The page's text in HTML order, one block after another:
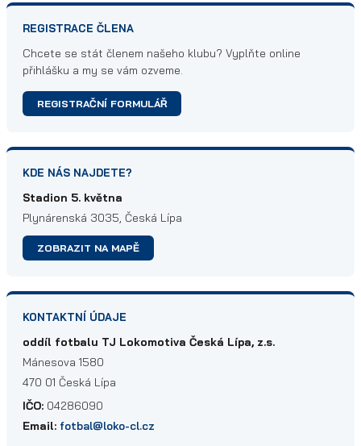
REGISTRACE ČLENA
Chcete se stát členem našeho klubu? Vyplňte online
přihlášku a my se vám ozveme.
REGISTRAČNÍ FORMULÁŘ
KDE NÁS NAJDETE?
Stadion 5. května
Plynárenská 3035, Česká Lípa
ZOBRAZIT NA MAPĚ
KONTAKTNÍ ÚDAJE
oddíl fotbalu TJ Lokomotiva Česká Lípa, z.s.
Mánesova 1580
470 01 Česká Lípa
IČO: 04286090
Email: fotbal@loko-cl.cz